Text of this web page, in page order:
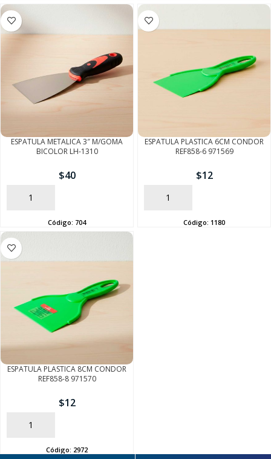
ESPATULA METALICA 3″ M/GOMA
BICOLOR LH-1310
$40
AÑADIR
Código: 704
ESPATULA PLASTICA 6CM CONDOR
REF858-6 971569
$12
AÑADIR
Código: 1180
ESPATULA PLASTICA 8CM CONDOR
REF858-8 971570
$12
AÑADIR
Código: 2972